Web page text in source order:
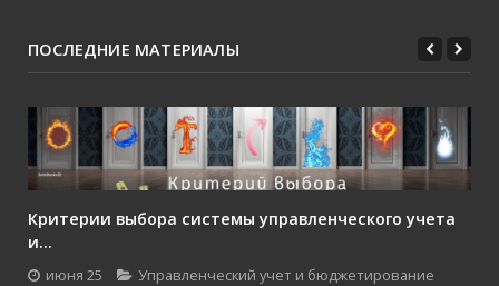
ПОСЛЕДНИЕ МАТЕРИАЛЫ
Критерии выбора системы управленческого учета
и...
июня 25 Управленческий учет и бюджетирование